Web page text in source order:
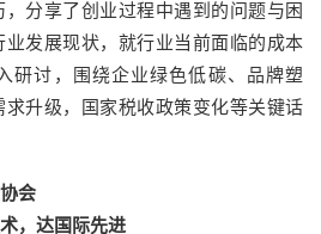
分享了创业过程中遇到的问题与困
发展现状，就行业当前面临的成本
研讨，围绕企业绿色低碳、品牌塑
升级，国家税收政策变化等关键话
会
，达国际先进